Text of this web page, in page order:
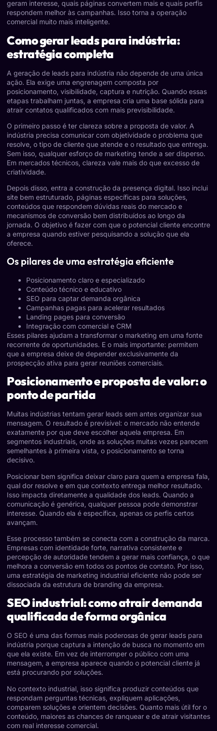
geram interesse, quais páginas convertem mais e quais perfis
respondem melhor às campanhas. Isso torna a operação
comercial muito mais inteligente.
Como gerar leads para indústria:
estratégia completa
A geração de leads para indústria não depende de uma única
ação. Ela exige uma engrenagem composta por
posicionamento, visibilidade, captura e nutrição. Quando essas
etapas trabalham juntas, a empresa cria uma base sólida para
atrair contatos qualificados com mais previsibilidade.
O primeiro passo é ter clareza sobre a proposta de valor. A
indústria precisa comunicar com objetividade o problema que
resolve, o tipo de cliente que atende e o resultado que entrega.
Sem isso, qualquer esforço de marketing tende a ser disperso.
Em mercados técnicos, clareza vale mais do que excesso de
criatividade.
Depois disso, entra a construção da presença digital. Isso inclui
site bem estruturado, páginas específicas para soluções,
conteúdos que respondem dúvidas reais do mercado e
mecanismos de conversão bem distribuídos ao longo da
jornada. O objetivo é fazer com que o potencial cliente encontre
a empresa quando estiver pesquisando a solução que ela
oferece.
Os pilares de uma estratégia eficiente
Posicionamento claro e especializado
Conteúdo técnico e educativo
SEO para captar demanda orgânica
Campanhas pagas para acelerar resultados
Landing pages para conversão
Integração com comercial e CRM
Esses pilares ajudam a transformar o marketing em uma fonte
recorrente de oportunidades. E o mais importante: permitem
que a empresa deixe de depender exclusivamente da
prospecção ativa para gerar reuniões comerciais.
Posicionamento e proposta de valor: o
ponto de partida
Muitas indústrias tentam gerar leads sem antes organizar sua
mensagem. O resultado é previsível: o mercado não entende
exatamente por que deve escolher aquela empresa. Em
segmentos industriais, onde as soluções muitas vezes parecem
semelhantes à primeira vista, o posicionamento se torna
decisivo.
Posicionar bem significa deixar claro para quem a empresa fala,
qual dor resolve e em que contexto entrega melhor resultado.
Isso impacta diretamente a qualidade dos leads. Quando a
comunicação é genérica, qualquer pessoa pode demonstrar
interesse. Quando ela é específica, apenas os perfis certos
avançam.
Esse processo também se conecta com a construção da marca.
Empresas com identidade forte, narrativa consistente e
percepção de autoridade tendem a gerar mais confiança, o que
melhora a conversão em todos os pontos de contato. Por isso,
uma estratégia de marketing industrial eficiente não pode ser
dissociada da estrutura de branding da empresa.
SEO industrial: como atrair demanda
qualificada de forma orgânica
O SEO é uma das formas mais poderosas de gerar leads para
indústria porque captura a intenção de busca no momento em
que ela existe. Em vez de interromper o público com uma
mensagem, a empresa aparece quando o potencial cliente já
está procurando por soluções.
No contexto industrial, isso significa produzir conteúdos que
respondam perguntas técnicas, expliquem aplicações,
comparem soluções e orientem decisões. Quanto mais útil for o
conteúdo, maiores as chances de ranquear e de atrair visitantes
com real interesse comercial.